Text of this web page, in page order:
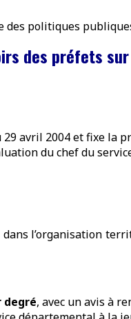
des politiques
des préfets
avril 2004 et fixe
du chef du
l’organisation
degré, avec un avis à